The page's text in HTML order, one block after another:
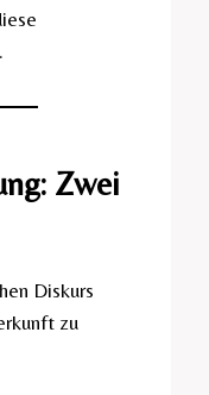
Zwei
Diskurs
zu